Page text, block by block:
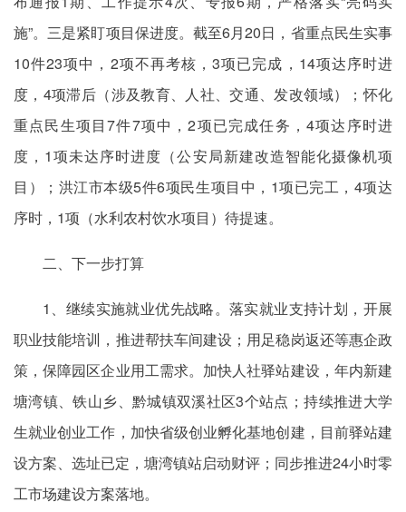
施”。三是紧盯项目保进度。截至6月20日，省重点民生实事
10件23项中，2项不再考核，3项已完成，14项达序时进
度，4项滞后（涉及教育、人社、交通、发改领域）；怀化
重点民生项目7件7项中，2项已完成任务，4项达序时进
度，1项未达序时进度（公安局新建改造智能化摄像机项
目）；洪江市本级5件6项民生项目中，1项已完工，4项达
序时，1项（水利农村饮水项目）待提速。
二、下一步打算
1、继续实施就业优先战略。落实就业支持计划，开展
职业技能培训，推进帮扶车间建设；用足稳岗返还等惠企政
策，保障园区企业用工需求。加快人社驿站建设，年内新建
塘湾镇、铁山乡、黔城镇双溪社区3个站点；持续推进大学
生就业创业工作，加快省级创业孵化基地创建，目前驿站建
设方案、选址已定，塘湾镇站启动财评；同步推进24小时零
工市场建设方案落地。